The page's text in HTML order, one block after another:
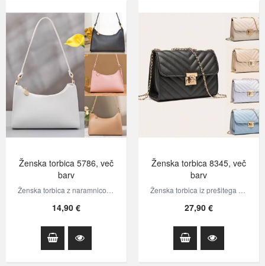
Ženska torbica 5786, več
barv
14,90 €
Ženska torbica 8345, več
barv
27,90 €